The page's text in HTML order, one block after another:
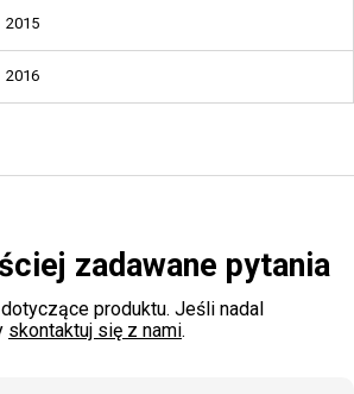
2015
2016
zadawane pytania
produktu. Jeśli nadal
skontaktuj się z nami.